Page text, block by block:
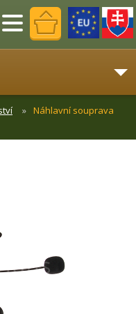
Menu
Náhlavní souprava